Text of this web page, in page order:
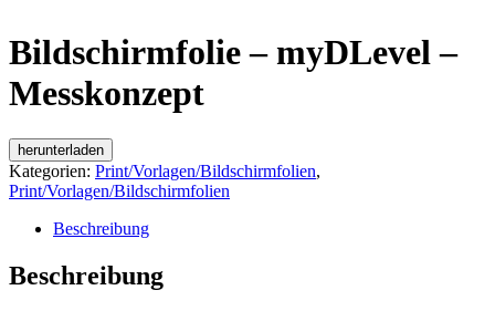
Bildschirmfolie – myDLevel –
Messkonzept
herunterladen
Kategorien: Print/Vorlagen/Bildschirmfolien,
Print/Vorlagen/Bildschirmfolien
Beschreibung
Beschreibung